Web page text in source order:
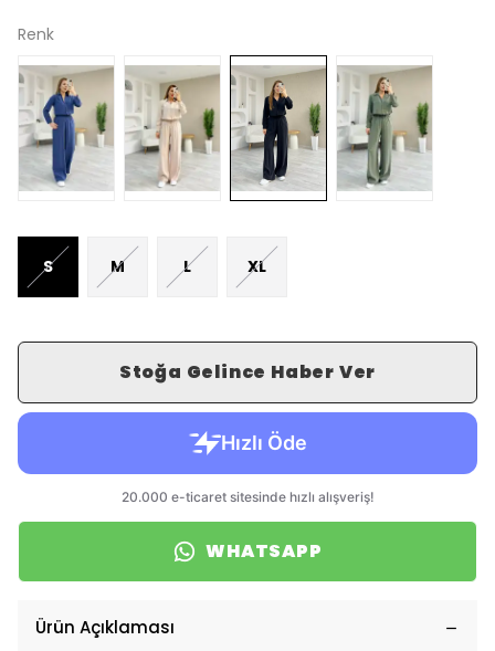
Renk
S M L XL
Stoğa Gelince Haber Ver
WHATSAPP
Ürün Açıklaması